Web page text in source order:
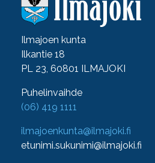
Ilmajoen kunta
Ilkantie 18
PL 23, 60801 ILMAJOKI
Puhelinvaihde
(06) 419 1111
ilmajoenkunta@ilmajoki.fi
etunimi.sukunimi@ilmajoki.fi